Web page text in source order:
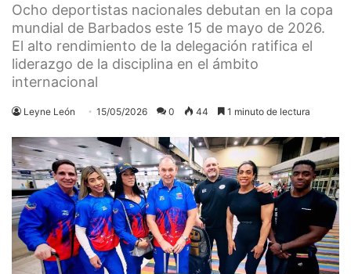
Ocho deportistas nacionales debutan en la copa
mundial de Barbados este 15 de mayo de 2026.
El alto rendimiento de la delegación ratifica el
liderazgo de la disciplina en el ámbito
internacional
Leyne León 15/05/2026 0 44 1 minuto de lectura